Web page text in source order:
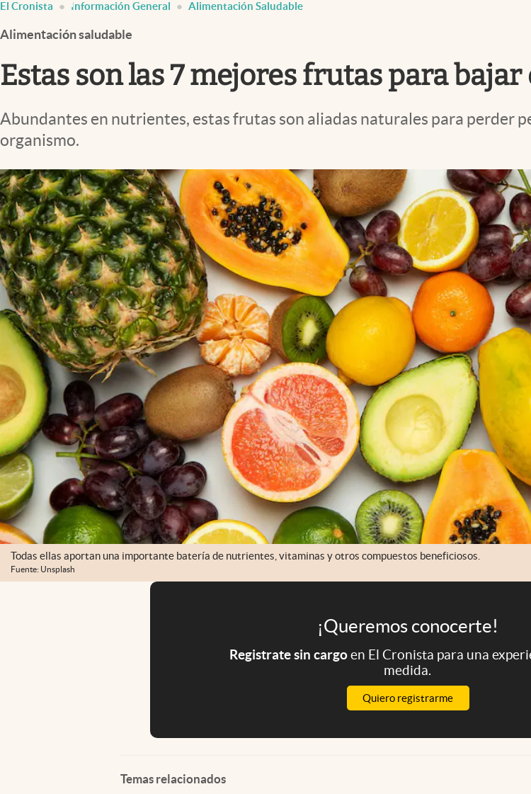
Infotechnology
Clase
Clima
Mundial 2026
Eventos Corporativos
El Cronista Studio
Mediakit
abre en nueva pestaña
El Cronista Información General Alimentación Saludable
Alimentación saludable
Estas son las 7 mejores frutas para
Abundantes en nutrientes, estas frutas son aliadas naturales para perder
organismo.
Todas ellas aportan una importante batería de nutrientes, vitaminas y otros compuestos beneficiosos.
Fuente: Unsplash
¡Queremos conocerte!
Registrate sin cargoen El Cronista para una
medida.
Quiero registrarme
Temas relacionados